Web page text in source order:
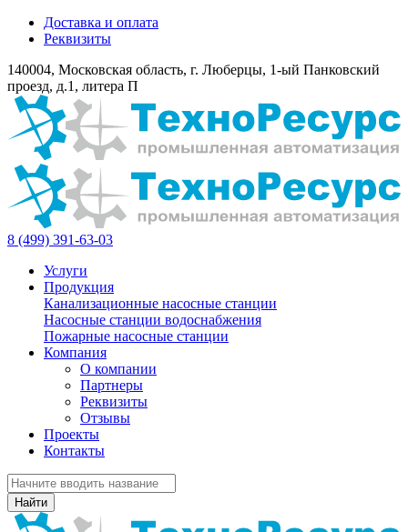
Доставка и оплата
Реквизиты
140004, Московская область, г. Люберцы, 1-ый Панковский
проезд, д.1, литера П
8 (499) 391-63-03
Услуги
Продукция
Канализационные насосные станции
Насосные станции водоснабжения
Пожарные насосные станции
Компания
О компании
Партнеры
Реквизиты
Отзывы
Проекты
Контакты
Найти